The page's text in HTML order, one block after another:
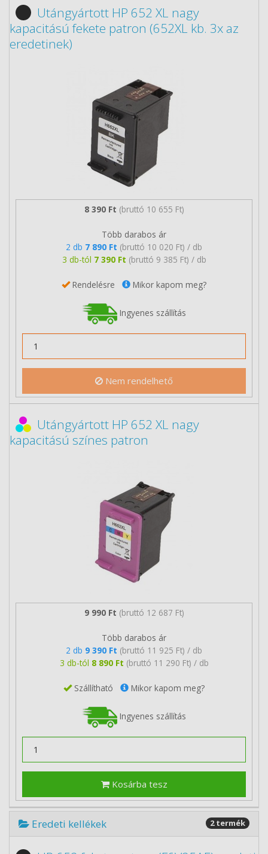
Utángyártott HP 652 XL nagy
kapacitású fekete patron (652XL kb. 3x az
eredetinek)
8 390 Ft (bruttó 10 655 Ft)
Több darabos ár
2 db 7 890 Ft (bruttó 10 020 Ft) / db
3 db-tól 7 390 Ft (bruttó 9 385 Ft) / db
Rendelésre Mikor kapom meg?
Ingyenes szállítás
Nem rendelhető
Utángyártott HP 652 XL nagy
kapacitású színes patron
9 990 Ft (bruttó 12 687 Ft)
Több darabos ár
2 db 9 390 Ft (bruttó 11 925 Ft) / db
3 db-tól 8 890 Ft (bruttó 11 290 Ft) / db
Szállítható Mikor kapom meg?
Ingyenes szállítás
Kosárba tesz
Eredeti kellékek 2 termék